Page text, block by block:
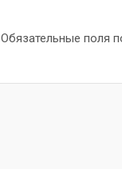
Обязательные поля